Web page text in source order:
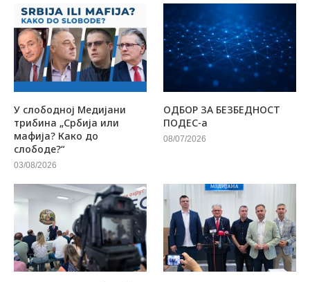
У слободној Медијани
трибина „Србија или
мафија? Како до
слободе?“
03/08/2026
ОДБОР ЗА БЕЗБЕДНОСТ
ПОДЕС-а
08/07/2026